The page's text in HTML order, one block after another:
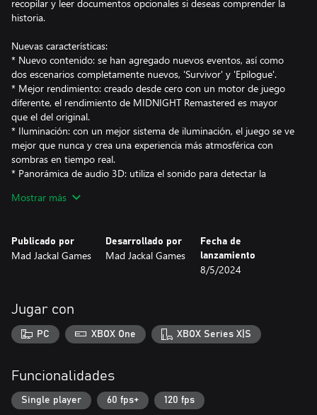
recopilar y leer documentos opcionales si deseas comprender la
historia.
Nuevas características:
* Nuevo contenido: se han agregado nuevos eventos, así como
dos escenarios completamente nuevos, 'Survivor' y 'Epilogue'.
* Mejor rendimiento: creado desde cero con un motor de juego
diferente, el rendimiento de MIDNIGHT Remastered es mayor
que el del original.
* Iluminación: con un mejor sistema de iluminación, el juego se ve
mejor que nunca y crea una experiencia más atmosférica con
sombras en tiempo real.
* Panorámica de audio 3D: utiliza el sonido para detectar la
de audio 3D mejorada.
Mostrar más
Publicado por
Mad Jackal Games
Desarrollado por
Mad Jackal Games
Fecha de
lanzamiento
8/5/2024
Jugar con
PC XBOX One XBOX Series X|S
Funcionalidades
Single player 60 fps+ 120 fps